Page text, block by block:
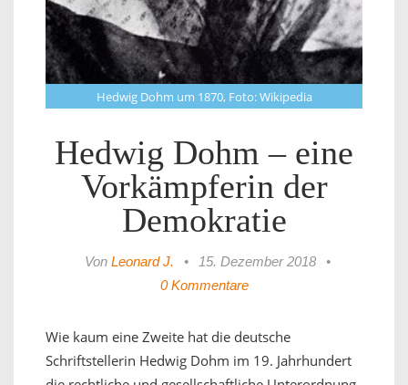
Hedwig Dohm um 1870, Foto: Wikipedia
Hedwig Dohm – eine
Vorkämpferin der
Demokratie
Von Leonard J. • 15. Dezember 2018
•
0 Kommentare
Wie kaum eine Zweite hat die deutsche
Schriftstellerin Hedwig Dohm im 19. Jahrhundert